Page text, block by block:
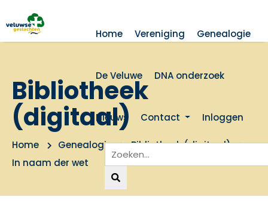
Home Vereniging Genealogie
De Veluwe DNA onderzoek
Nieuws Contact Inloggen
Bibliotheek
(digitaal)
Home Genealogie
Bibliotheek (digitaal)
In naam der wet